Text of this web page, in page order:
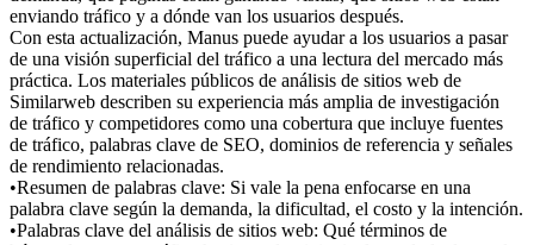
enviando tráfico y a dónde van los usuarios después.
Con esta actualización, Manus puede ayudar a los usuarios a pasar
de una visión superficial del tráfico a una lectura del mercado más
práctica. Los materiales públicos de análisis de sitios web de
Similarweb describen su experiencia más amplia de investigación
de tráfico y competidores como una cobertura que incluye fuentes
de tráfico, palabras clave de SEO, dominios de referencia y señales
de rendimiento relacionadas.
•Resumen de palabras clave: Si vale la pena enfocarse en una
palabra clave según la demanda, la dificultad, el costo y la intención.
•Palabras clave del análisis de sitios web: Qué términos de